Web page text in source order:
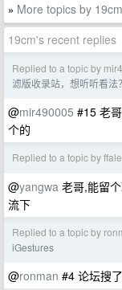
» More topics by 19cm
19cm's recent replies
Replied to a topic by
滤版收录站，想听听看法？
@mir490005 #15 老
个的
Replied to a topic by
@yangwa 老哥,能留
流下
Replied to a topic by
iGestures
@ronman #4 论坛搜